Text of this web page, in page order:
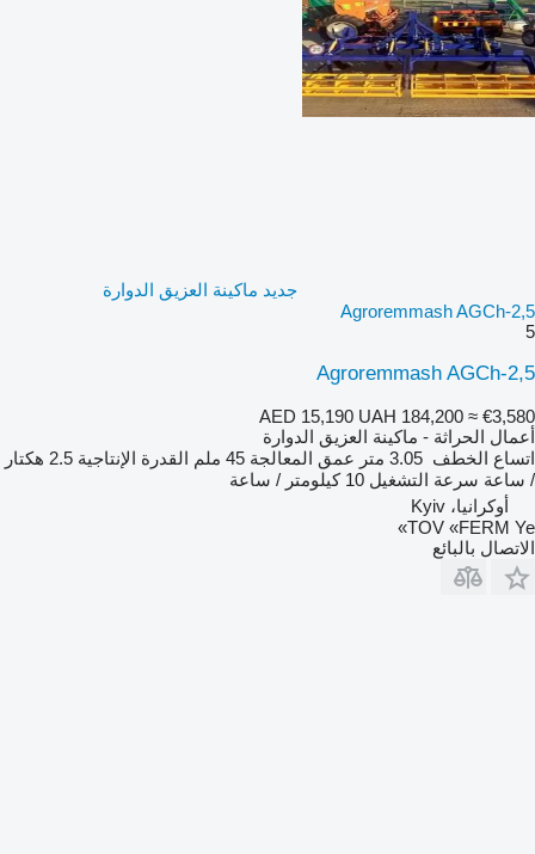
جديد ماكينة العزيق الدوارة
Agroremmash AGCh-2,5
5
Agroremmash AGCh-2,5
AED 15,190 UAH 184,200 ≈ €3,580
أعمال الحراثة - ماكينة العزيق الدوارة
اتساع الخطف 3.05 متر عمق المعالجة 45 ملم القدرة الإنتاجية
2.5 هكتار
/ ساعة سرعة التشغيل 10 كيلومتر / ساعة
أوكرانيا، Kyiv
TOV «FERM Ye»
الاتصال بالبائع